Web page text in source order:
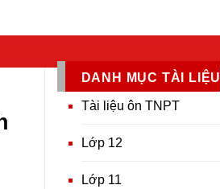
DANH MỤC TÀI LIỆU
Tài liệu ôn TNPT
Lớp 12
Lớp 11